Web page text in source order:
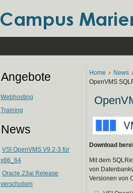
Angebote
Webhosting
Training
News
VSI OpenVMS V9.2-3 für
x86_64
Oracle 23ai Release
verschoben
Home News
OpenVMS
Download
Mit dem
von
Versionen von